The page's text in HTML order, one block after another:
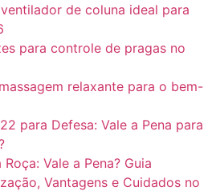
de coluna ideal para
para controle de pragas no
relaxante para o bem-
para Defesa: Vale a Pena para
Vale a Pena? Guia
Vantagens e Cuidados no